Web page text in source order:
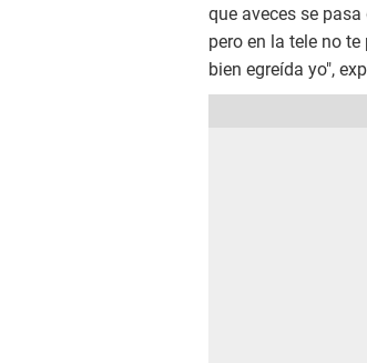
que aveces se
pero en la tele no
bien egreída yo",